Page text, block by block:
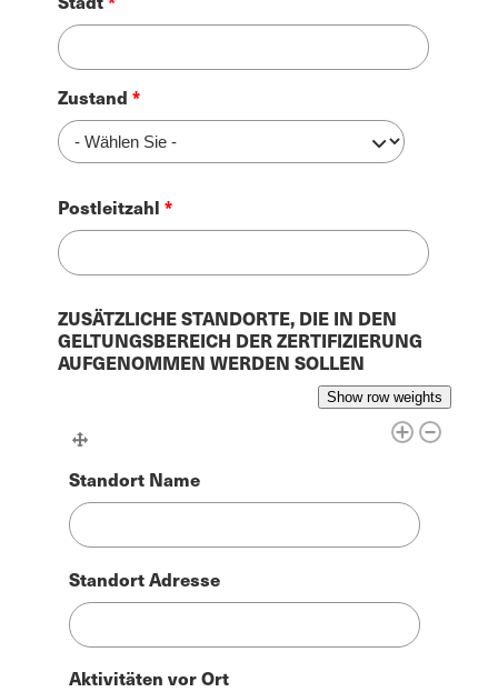
3
Zustand
Postleitzahl
ZUSÄTZLICHE STANDORTE, DIE IN DEN
GELTUNGSBEREICH DER ZERTIFIZIERUNG
AUFGENOMMEN WERDEN SOLLEN
Show row weights
Standort Name
Standort Adresse
Aktivitäten vor Ort